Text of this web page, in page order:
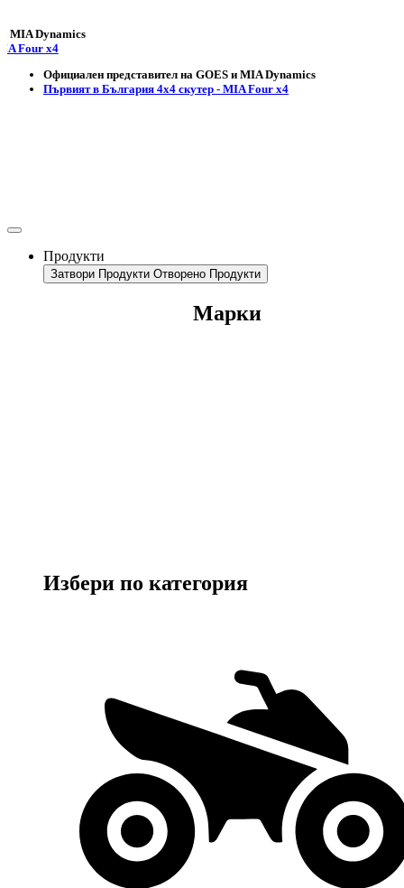
x4
Официален представител на GOES и MIA Dynamics
Първият в България 4х4 скутер - MIA Four x4
Продукти
Затвори Продукти Отворено Продукти
Марки
Избери по категория